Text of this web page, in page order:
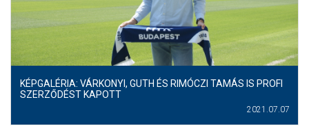
KÉPGALÉRIA: VÁRKONYI, GUTH ÉS RIMÓCZI TAMÁS IS PROFI
SZERZŐDÉST KAPOTT
2021.07.07